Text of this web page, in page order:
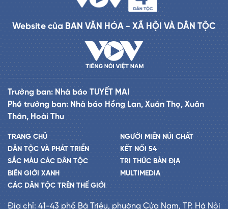
Website của BAN VĂN HÓA - XÃ HỘI VÀ DÂN TỘC
Trưởng ban: Nhà báo TUYẾT MAI
Phó trưởng ban: Nhà báo Hồng Lan, Xuân Thọ, Xuân
Thân, Hoài Thu
TRANG CHỦ
DÂN TỘC VÀ PHÁT TRIỂN
SẮC MÀU CÁC DÂN TỘC
BIÊN GIỚI XANH
CÁC DÂN TỘC TRÊN THẾ GIỚI
NGƯỜI MIỀN NÚI CHẤT
KẾT NỐI 54
TRI THỨC BẢN ĐỊA
MULTIMEDIA
Địa chỉ: 41-43 phố Bà Triệu, phường Cửa Nam, TP. Hà Nội